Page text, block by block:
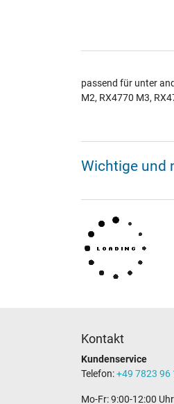
passend für unter
M2, RX4770 M3,
Wichtige und
Kontakt
Kundenservice
Telefon:+49 7823 96
Mo-Fr: 9:00-12:00 Uhr